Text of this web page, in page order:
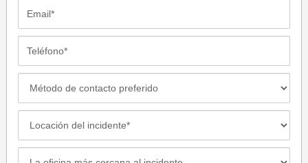
Contacto
Preferido
incidente